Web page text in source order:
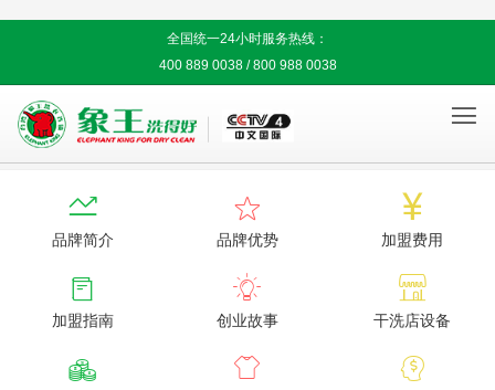
全国统一24小时服务热线：
400 889 0038 / 800 988 0038


品牌简介

品牌优势

加盟费用

加盟指南

创业故事

干洗店设备
  